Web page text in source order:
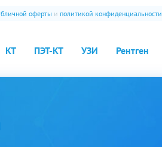
КТ ПЭТ-КТ УЗИ Рентген
оферты и политикой конфиденциальности